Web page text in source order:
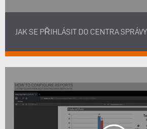
JAK SE PŘIHLÁSIT DO CENTRA